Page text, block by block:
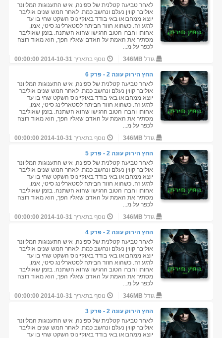
לאחר טביעה קטלנית של ספינה, איש התענוגות המליונר
אוליבר קווין נעלם ונחשב כמת. לאחר חמש שנים אוליבר
יוצא ממחבואו באי בודד באוקיינוס השקט שחי בו עד
לרגע זה. כשהוא חוזר הביתה לסטארלינג סיטי, אמו,
אחותו וחברו הטוב הרגישו שהוא השתנה. בזמן שאוליבר
מסתיר את האמת על האדם שאליו הפך, הוא מאוד רוצה
לכפר על מ...
גודל 346MB נוסף בתאריך2014-10-31 00:00:00
החץ הירוק עונה 2 - פרק 6
לאחר טביעה קטלנית של ספינה, איש התענוגות המליונר
אוליבר קווין נעלם ונחשב כמת. לאחר חמש שנים אוליבר
יוצא ממחבואו באי בודד באוקיינוס השקט שחי בו עד
לרגע זה. כשהוא חוזר הביתה לסטארלינג סיטי, אמו,
אחותו וחברו הטוב הרגישו שהוא השתנה. בזמן שאוליבר
מסתיר את האמת על האדם שאליו הפך, הוא מאוד רוצה
לכפר על מ...
גודל 346MB נוסף בתאריך2014-10-31 00:00:00
החץ הירוק עונה 2 - פרק 5
לאחר טביעה קטלנית של ספינה, איש התענוגות המליונר
אוליבר קווין נעלם ונחשב כמת. לאחר חמש שנים אוליבר
יוצא ממחבואו באי בודד באוקיינוס השקט שחי בו עד
לרגע זה. כשהוא חוזר הביתה לסטארלינג סיטי, אמו,
אחותו וחברו הטוב הרגישו שהוא השתנה. בזמן שאוליבר
מסתיר את האמת על האדם שאליו הפך, הוא מאוד רוצה
לכפר על מ...
גודל 346MB נוסף בתאריך2014-10-31 00:00:00
החץ הירוק עונה 2 - פרק 4
לאחר טביעה קטלנית של ספינה, איש התענוגות המליונר
אוליבר קווין נעלם ונחשב כמת. לאחר חמש שנים אוליבר
יוצא ממחבואו באי בודד באוקיינוס השקט שחי בו עד
לרגע זה. כשהוא חוזר הביתה לסטארלינג סיטי, אמו,
אחותו וחברו הטוב הרגישו שהוא השתנה. בזמן שאוליבר
מסתיר את האמת על האדם שאליו הפך, הוא מאוד רוצה
לכפר על מ...
גודל 346MB נוסף בתאריך2014-10-31 00:00:00
החץ הירוק עונה 2 - פרק 3
לאחר טביעה קטלנית של ספינה, איש התענוגות המליונר
אוליבר קווין נעלם ונחשב כמת. לאחר חמש שנים אוליבר
יוצא ממחבואו באי בודד באוקיינוס השקט שחי בו עד